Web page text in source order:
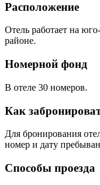
Расположение
Отель работает на
районе.
Номерной фонд
В отеле 30 номеров.
Как
Для бронирования
номер и дату
Способы проезда